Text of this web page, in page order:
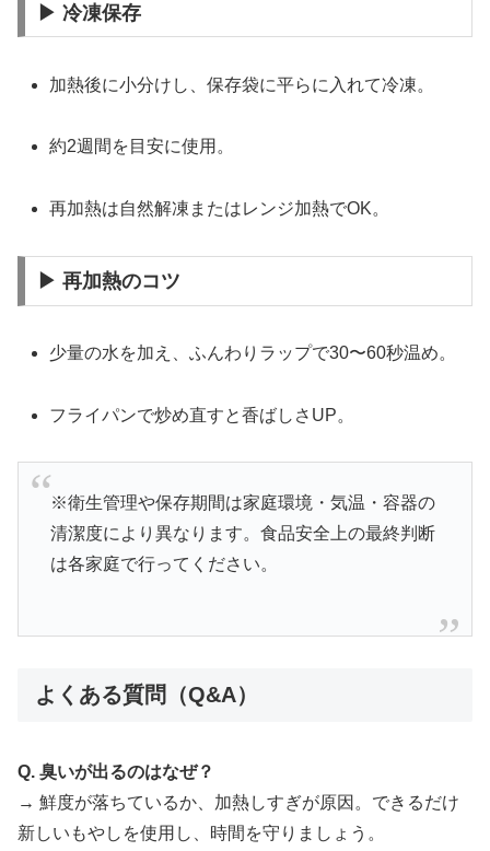
▶ 冷凍保存
加熱後に小分けし、保存袋に平らに入れて冷凍。
約2週間を目安に使用。
再加熱は自然解凍またはレンジ加熱でOK。
▶ 再加熱のコツ
少量の水を加え、ふんわりラップで30〜60秒温め。
フライパンで炒め直すと香ばしさUP。
※衛生管理や保存期間は家庭環境・気温・容器の
清潔度により異なります。食品安全上の最終判断
は各家庭で行ってください。
よくある質問（Q&A）
Q. 臭いが出るのはなぜ？
→ 鮮度が落ちているか、加熱しすぎが原因。できるだけ
新しいもやしを使用し、時間を守りましょう。